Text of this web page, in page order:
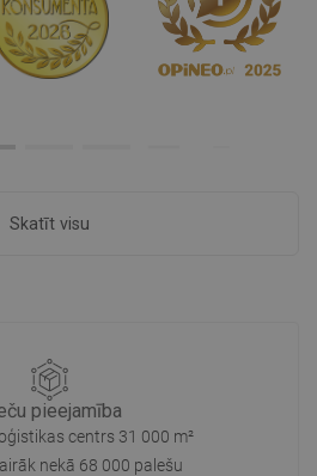
Skatīt visu
pieejamība
centrs 31 000 m²
nekā 68 000 palešu